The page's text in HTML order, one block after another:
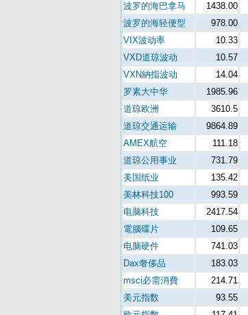
波罗的海巴拿马
1438.00
波罗的海轻便型
978.00
VIX波动率
10.33
VXD道琼波动
10.57
VXN納指波动
14.04
罗素大中华
1985.96
道琼欧洲
3610.5
道琼交通运输
9864.89
AMEX航空
111.18
道琼公用事业
731.79
美国纸业
135.42
美林科技100
993.59
电脑科技
2417.54
電腦碟片
109.65
电脑硬件
741.03
Dax奢侈品
183.03
msci必需消費
214.71
美元指数
93.55